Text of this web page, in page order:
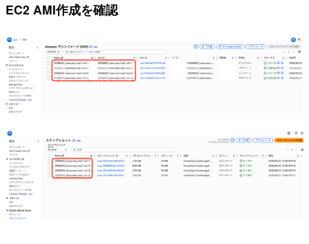
EC2 AMI作成を確認